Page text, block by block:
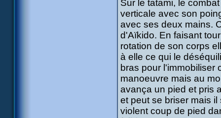
Sur le tatami, le
verticale avec son
avec ses deux mains.
d'Aïkido. En faisant
rotation de son corps
à elle ce qui le
bras pour l'immobiliser
manoeuvre mais au
avança un pied et pris
et peut se briser mais
violent coup de pied